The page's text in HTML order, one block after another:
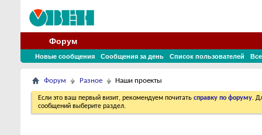
Форум
Новые сообщения Сообщения за день Список пользователей
Форум Разное Наши проекты
Если это ваш первый визит, рекомендуем почитать справку по форуму.
сообщений выберите раздел.